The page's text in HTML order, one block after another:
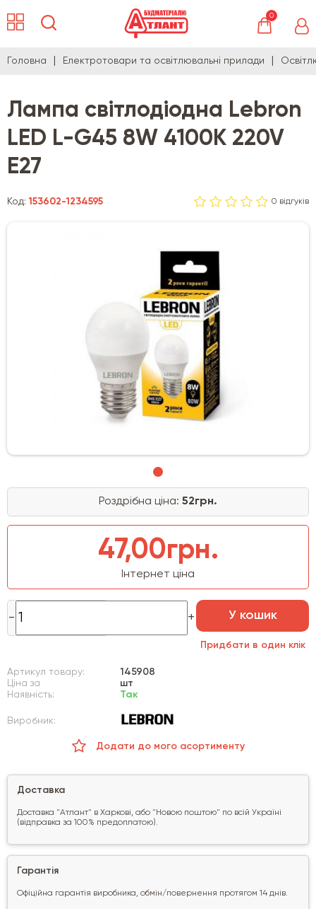
0
Головна Електротовари та освітлювальні прилади
Лампа світлодіодна Lebron
LED L-G45 8W 4100K 220V
E27
Код:153602-1234595 0 відгуків
Роздрібна ціна: 52грн.
47,00грн.
Інтернет ціна
У кошик
Придбати в один клік
Артикул товару:
145908
Ціна за
шт
Наявність:
Так
Виробник:
Додати до мого асортименту
Доставка
Доставка "Атлант" в Харкові, або "Новою поштою" по всій Україні
(відправка за 100% предоплатою).
Гарантія
Офіційна гарантія виробника, обмін/повернення протягом 14 днів.